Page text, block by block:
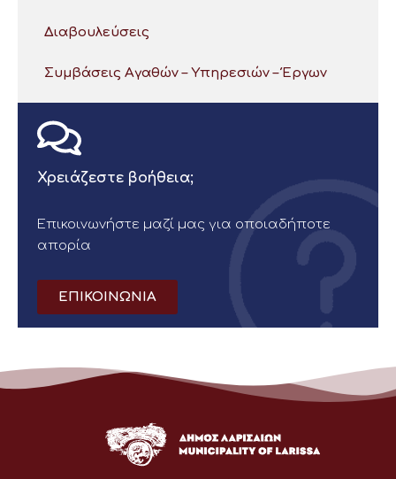
Διαβουλεύσεις
Συμβάσεις Αγαθών – Υπηρεσιών – Έργων
Χρειάζεστε βοήθεια;
Επικοινωνήστε μαζί μας για οποιαδήποτε
απορία
ΕΠΙΚΟΙΝΩΝΙΑ